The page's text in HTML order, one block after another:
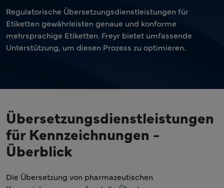
Regulatorische Übersetzungsdienstleistungen für
Etiketten gewährleisten genaue und konforme
mehrsprachige Etiketten. Freyr bietet umfassende
Unterstützung, um diesen Prozess zu optimieren.
Übersetzungsdienstleistungen
für Kennzeichnungen -
Überblick
Die Übersetzung von pharmazeutischen